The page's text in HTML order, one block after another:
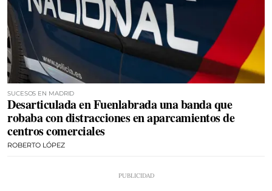
SUCESOS EN MADRID
Desarticulada en Fuenlabrada una banda que
robaba con distracciones en aparcamientos de
centros comerciales
ROBERTO LÓPEZ